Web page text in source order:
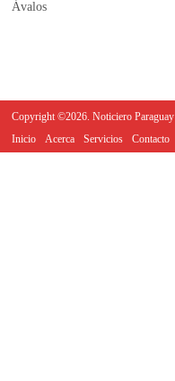
Copyright ©2026. Noticiero Paraguay
Inicio
Acerca Servicios Contacto